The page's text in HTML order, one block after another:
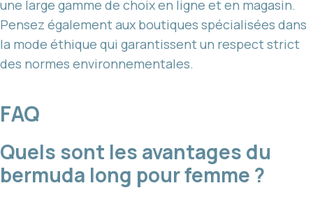
une large gamme de choix en ligne et en magasin.
Pensez également aux boutiques spécialisées dans
la mode éthique qui garantissent un respect strict
des normes environnementales.
FAQ
Quels sont les avantages du
bermuda long pour femme ?